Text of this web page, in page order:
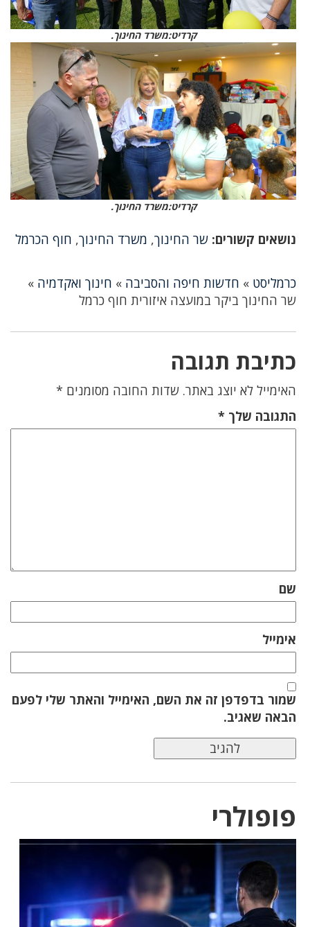
קרדיט:משרד החינוך.
קרדיט:משרד החינוך.
נושאים קשורים: שר החינוך, משרד החינוך, חוף הכרמל
כרמליסט » חדשות חיפה והסביבה » חינוך ואקדמיה »
שר החינוך ביקר במועצה איזורית חוף כרמל
כתיבת תגובה
האימייל לא יוצג באתר. שדות החובה מסומנים *
התגובה שלך *
שם
אימייל
שמור בדפדפן זה את השם, האימייל והאתר שלי לפעם
הבאה שאגיב.
פופולרי